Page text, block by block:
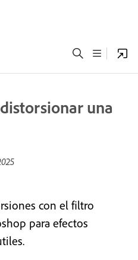
una
con el filtro
para efectos